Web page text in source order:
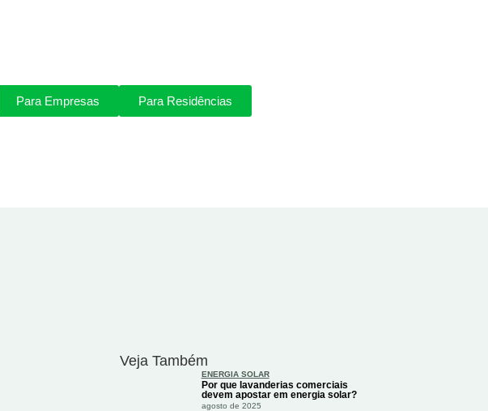
Para Empresas Para Residências
Veja Também
ENERGIA SOLAR
Por que lavanderias comerciais
devem apostar em energia solar?
agosto de 2025